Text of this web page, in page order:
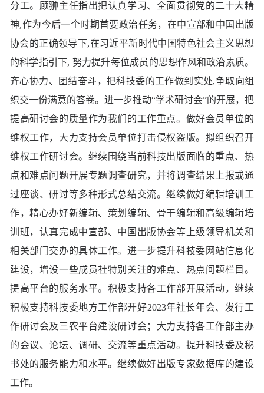
分工。顾翀主任指出把认真学习、全面贯彻党的二十大精
神,作为今后一个时期首要政治任务，在中宣部和中国出版
协会的正确领导下,在习近平新时代中国特色社会主义思想
的科学指引下, 努力提升每位成员的思想作风和政治素质。
齐心协力、团结奋斗，把科技委的工作做到实处,争取向组
织交一份满意的答卷。进一步推动“学术研讨会”的开展，把
提高研讨会的质量作为我们的工作重点。做好会员单位的
维权工作，大力支持会员单位打击侵权盗版。拟组织召开
维权工作研讨会。继续围绕当前科技出版面临的重点、热
点和难点问题开展专题调查研究，并将调查结果上报或通
过座谈、研讨等多种形式总结交流。继续做好编辑培训工
作，精心办好新编辑、策划编辑、骨干编辑和高级编辑培
训班，认真完成中宣部、中国出版协会等上级领导机关和
相关部门交办的具体工作。进一步提升科技委网站信息化
建设，增设一些成员社特别关注的难点、热点问题栏目。
提高平台的服务水平。积极支持各工作部开展活动，继续
积极支持科技委地方工作部开好2023年社长年会、发行工
作研讨会及 三农平台建设研讨会；大力支持各工作部主办
的会议、论坛、调研、交流等重点活动。提升科技委及秘
书处的服务能力和水平。继续做好出版专家数据库的建设
工作。